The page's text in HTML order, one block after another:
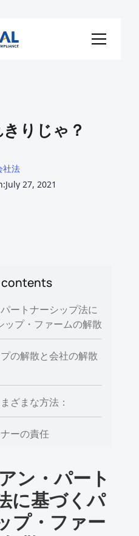
りじゃ？
社法
July 27, 2021
contents
ートナーシップ法に
ップ・ファームの解散
の解散と会社の解散
ざまな方法：
ーの責任
ン・パート
に基づくパ
プ・ファー